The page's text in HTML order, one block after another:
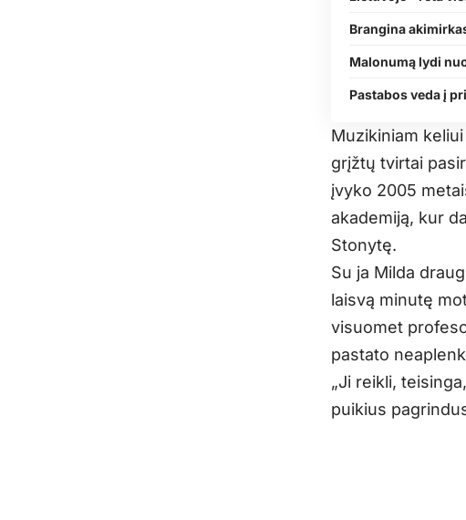
Brangina
Malonumą lydi
Pastabos veda į
Muzikiniam
grįžtų tvirtai
įvyko 2005
akademiją, kur
Stonytę.
Su ja Milda
laisvą minutę
visuomet
pastato
„Ji reikli,
puikius